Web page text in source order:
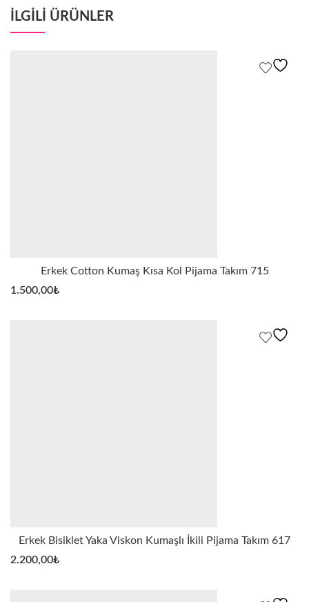
ILGILI ÜRÜNLER
Erkek Cotton Kumaş Kısa Kol Pijama Takım 715
1.500,00₺
Erkek Bisiklet Yaka Viskon Kumaşlı İkili Pijama Takım 617
2.200,00₺